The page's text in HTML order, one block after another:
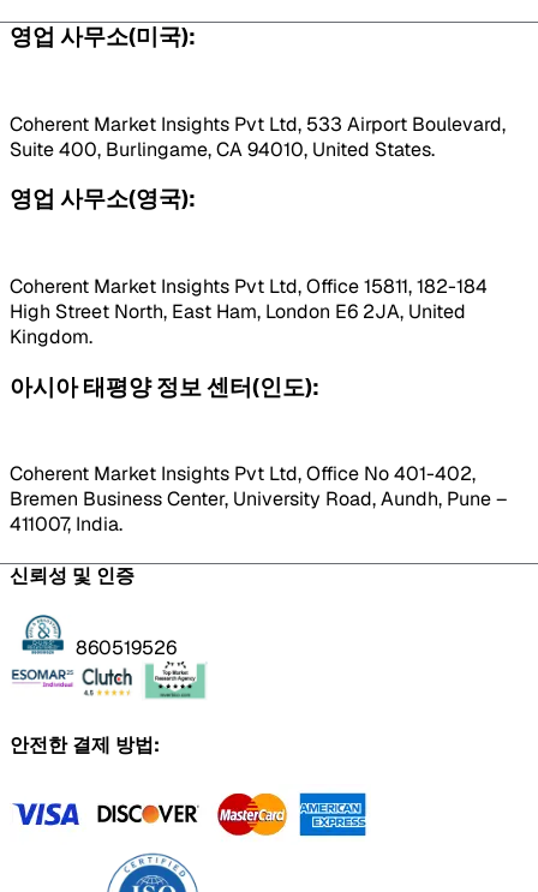
영업 사무소(미국):
Coherent Market Insights Pvt Ltd, 533 Airport Boulevard,
Suite 400, Burlingame, CA 94010, United States.
영업 사무소(영국):
Coherent Market Insights Pvt Ltd, Office 15811, 182-184
High Street North, East Ham, London E6 2JA, United
Kingdom.
아시아 태평양 정보 센터(인도):
Coherent Market Insights Pvt Ltd, Office No 401-402,
Bremen Business Center, University Road, Aundh, Pune –
411007, India.
신뢰성 및 인증
860519526
안전한 결제 방법: